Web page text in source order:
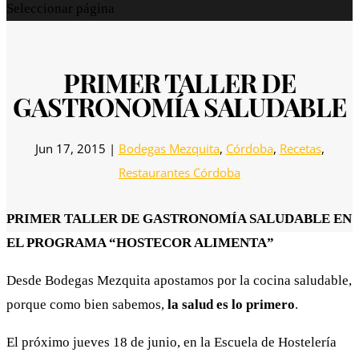
Seleccionar página
PRIMER TALLER DE
GASTRONOMÍA SALUDABLE
Jun 17, 2015 | Bodegas Mezquita, Córdoba, Recetas,
Restaurantes Córdoba
PRIMER TALLER DE GASTRONOMÍA SALUDABLE EN
EL PROGRAMA “HOSTECOR ALIMENTA”
Desde Bodegas Mezquita apostamos por la cocina saludable,
porque como bien sabemos, la salud es lo primero.
El próximo jueves 18 de junio, en la Escuela de Hostelería